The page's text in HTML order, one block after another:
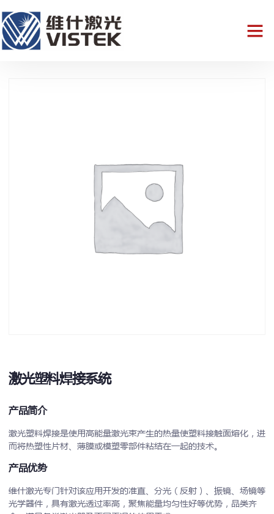
激光塑料焊接系统
产品简介
激光塑料焊接是使用高能量激光束产生的热量使塑料接触面熔化，进
而将热塑性片材、薄膜或模塑零部件粘结在一起的技术。
产品优势
维什激光专门针对该应用开发的准直、分光（反射）、振镜、场镜等
光学器件，具有激光透过率高，聚焦能量均匀性好等优势，品类齐